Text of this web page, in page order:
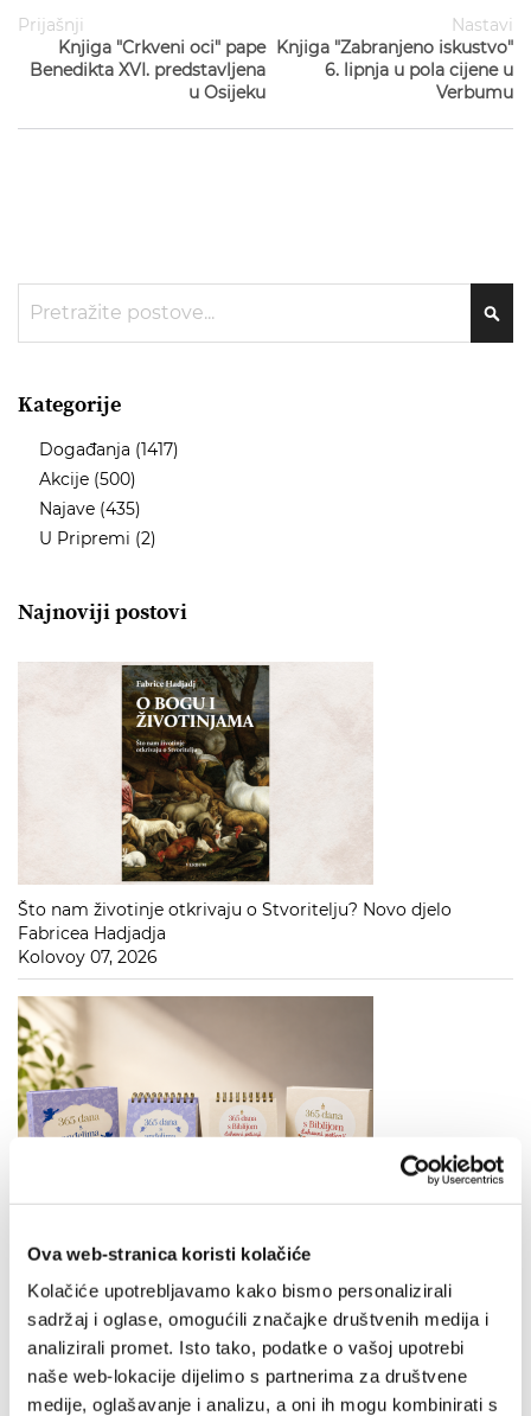
Ova web-stranica koristi kolačiće
Kolačiće upotrebljavamo kako bismo personalizirali
sadržaj i oglase, omogućili značajke društvenih medija i
analizirali promet. Isto tako, podatke o vašoj upotrebi
naše web-lokacije dijelimo s partnerima za društvene
medije, oglašavanje i analizu, a oni ih mogu kombinirati s
Prijašnji
Knjiga "Crkveni oci" pape
Benedikta XVI. predstavljena
u Osijeku
Nastavi
Knjiga "Zabranjeno iskustvo"
6. lipnja u pola cijene u
Verbumu
Kategorije
Događanja (1417)
Akcije (500)
Najave (435)
U Pripremi (2)
Najnoviji postovi
Što nam životinje otkrivaju o Stvoritelju? Novo djelo
Fabricea Hadjadja
Kolovoy 07, 2026
Otkrijte svakodnevno nadahnuće uz kalendare „365 dana s
Biblijom“ i „365 dana s anđelima“ – od sada na policama
svih knjižara Verbum
Kolovoy 06, 2026